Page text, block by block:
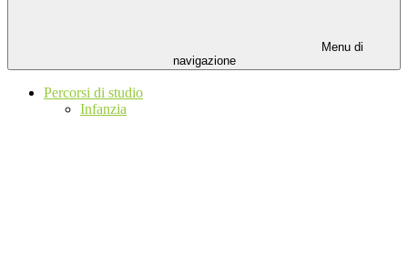
Menu di
navigazione
Percorsi di studio
Infanzia